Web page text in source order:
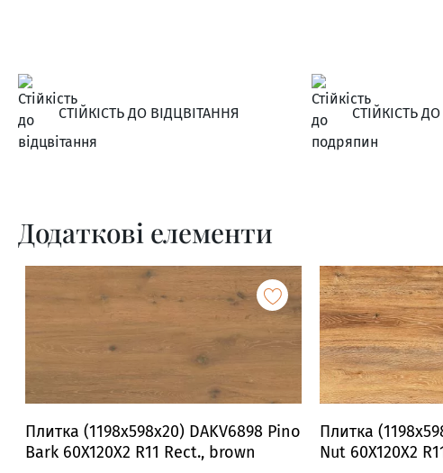
СТІЙКІСТЬ ДО ВІДЦВІТАННЯ СТІЙКІСТЬ
Додаткові елементи
Плитка (1198x598x20) DAKV6898 Pino
Bark 60X120X2 R11 Rect., brown
Плитка
Nut 60X120X2